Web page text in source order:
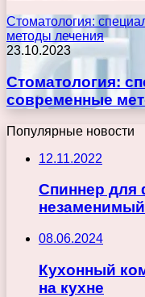
Стоматология:
методы лечения
23.10.2023
Стоматология:
современные
Популярные новости
12.11.2022
Спиннер для
08.06.2024
Кухонный
на кухне